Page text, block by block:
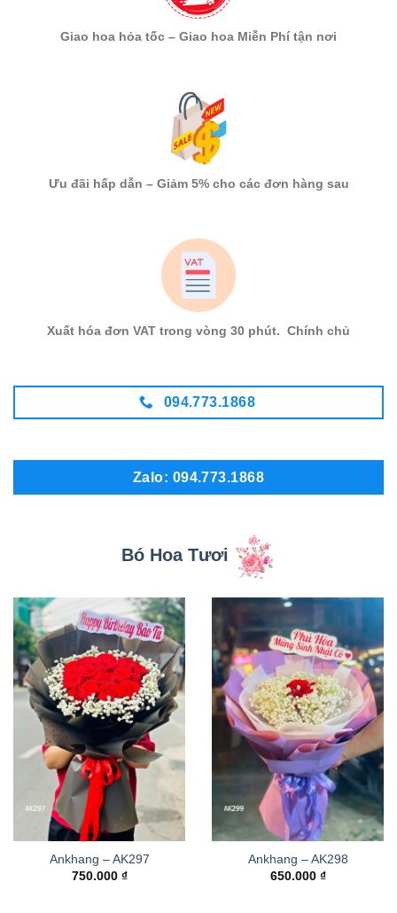
Giao hoa hỏa tốc – Giao hoa Miễn Phí tận nơi
Ưu đãi hấp dẫn – Giảm 5% cho các đơn hàng sau
Xuất hóa đơn VAT trong vòng 30 phút. Chính chủ
094.773.1868
Zalo: 094.773.1868
Bó Hoa Tươi
Ankhang – AK297
750.000 ₫
Ankhang – AK298
650.000 ₫